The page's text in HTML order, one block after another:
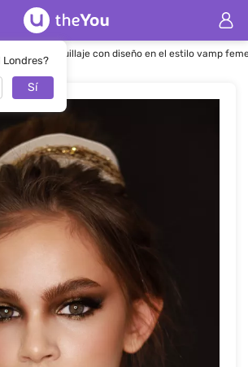
Londres?
Sí
Maquillaje con diseño en el estilo vamp